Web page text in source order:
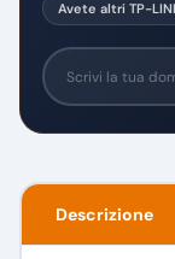
Avete altri TP-
Descrizione